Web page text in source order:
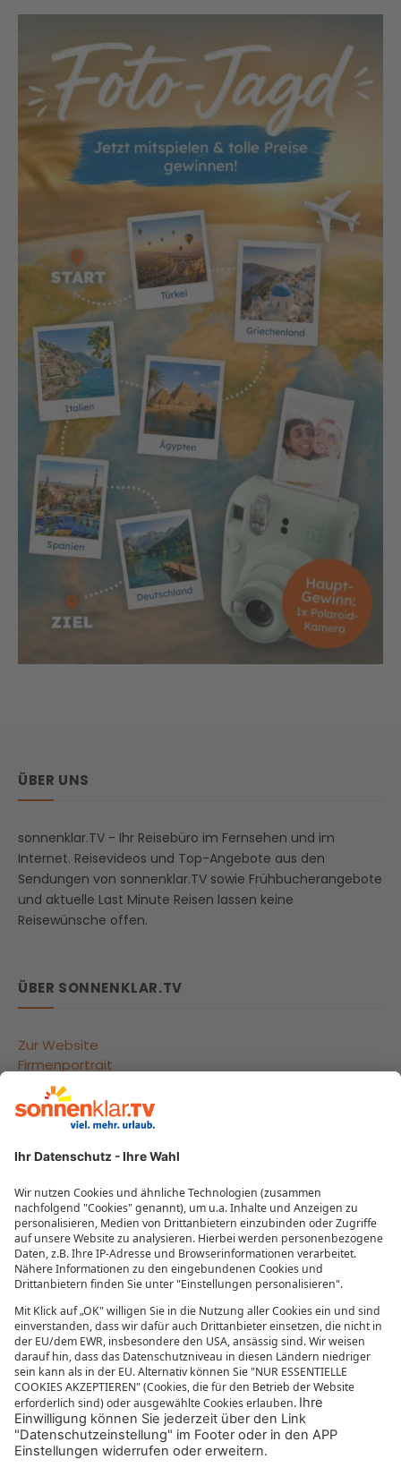
ÜBER UNS
sonnenklar.TV - Ihr Reisebüro im Fernsehen und im
Internet. Reisevideos und Top-Angebote aus den
Sendungen von sonnenklar.TV sowie Frühbucherangebote
und aktuelle Last Minute Reisen lassen keine
Reisewünsche offen.
ÜBER SONNENKLAR.TV
Zur Website
Firmenportrait
Reisegutscheine
Beliebte Reiseziele
Reisebüros
Datenschutzeinstellungen
MEHR VON SONNENKLAR.TV
Mediathek
sonnenklar.TV Empfangsdaten
sonnenklar.TV Programm
sonnenklar.TV App
sonnenklar.TV News
Reiselexikon
Informationen zur Barrierefreiheit